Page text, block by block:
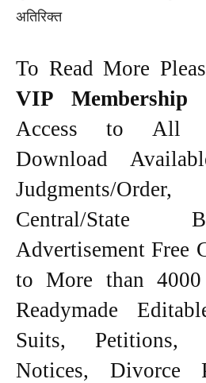
अतिरिक्त
To Read More
VIP Membership
Access to All
Download
Judgments/
Central/State
Advertisement Free
to More than
Readymade
Suits, Petitions,
Notices, Divorce